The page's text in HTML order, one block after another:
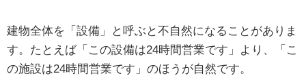
建物全体を「設備」と呼ぶと不自然になることがありま
す。たとえば「この設備は24時間営業です」より、「こ
の施設は24時間営業です」のほうが自然です。